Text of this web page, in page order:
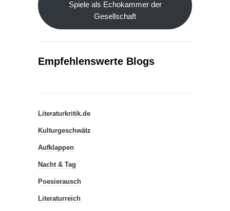
Spiele als Echokammer der
Gesellschaft
Empfehlenswerte Blogs
Literaturkritik.de
Kulturgeschwätz
Aufklappen
Nacht & Tag
Poesierausch
Literaturreich